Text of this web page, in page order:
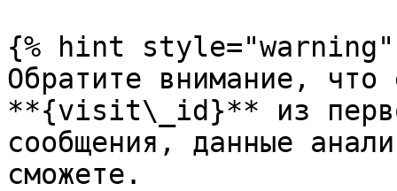
{% hint style="warning"
Обратите внимание, что
**{visit\_id}** из
сообщения, данные
сможете.